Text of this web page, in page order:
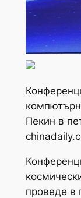
Пекин в
проведе в